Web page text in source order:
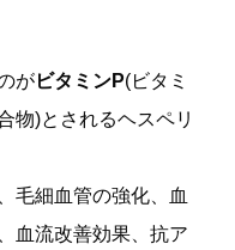
がビタミンP(ビタミ
物)とされるヘスペリ
毛細血管の強化、血
血流改善効果、抗ア